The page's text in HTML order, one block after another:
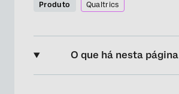
Produto Qualtrics
O que há nesta página